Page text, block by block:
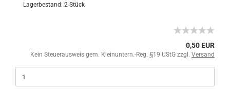
Lagerbestand: 2 Stück
0,50 EUR
Kein Steuerausweis gem. Kleinuntern.-Reg. §19 UStG zzgl. Versand